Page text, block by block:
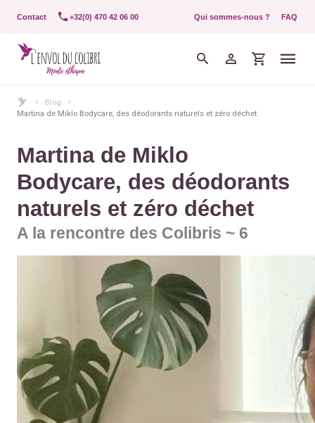
Contact +32(0) 470 42 06 00 Qui sommes-nous ? FAQ
Blog
Martina de Miklo Bodycare, des déodorants naturels et zéro déchet
Martina de Miklo
Bodycare, des déodorants
naturels et zéro déchet
A la rencontre des Colibris ~ 6